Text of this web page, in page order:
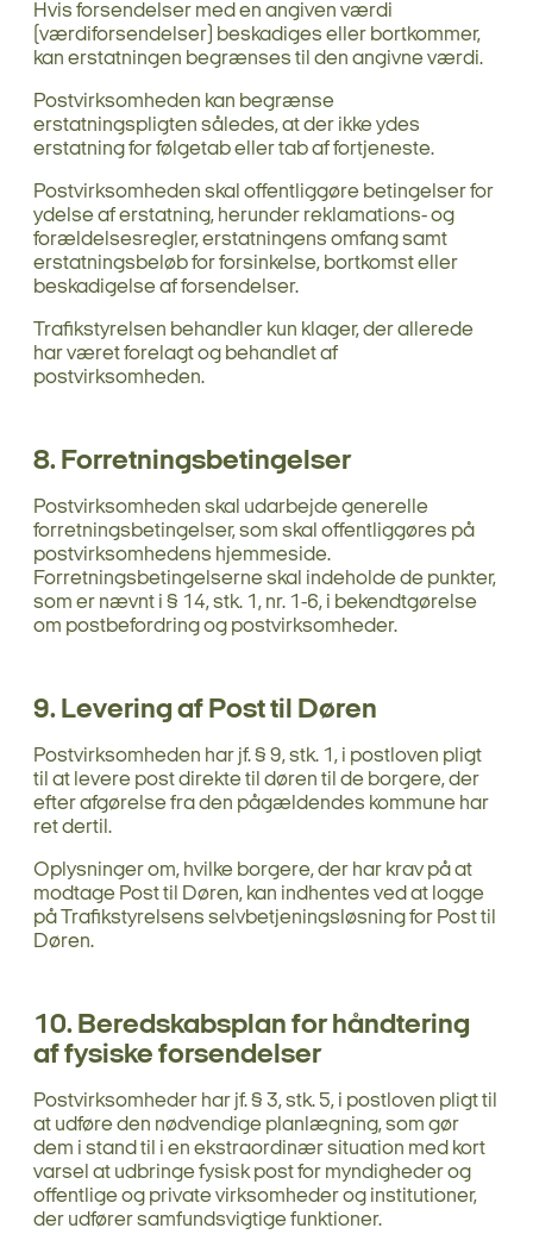
Hvis forsendelser med en angiven værdi
(værdiforsendelser) beskadiges eller bortkommer,
kan erstatningen begrænses til den angivne værdi.
Postvirksomheden kan begrænse
erstatningspligten således, at der ikke ydes
erstatning for følgetab eller tab af fortjeneste.
Postvirksomheden skal offentliggøre betingelser for
ydelse af erstatning, herunder reklamations- og
forældelsesregler, erstatningens omfang samt
erstatningsbeløb for forsinkelse, bortkomst eller
beskadigelse af forsendelser.
Trafikstyrelsen behandler kun klager, der allerede
har været forelagt og behandlet af
postvirksomheden.
8. Forretningsbetingelser
Postvirksomheden skal udarbejde generelle
forretningsbetingelser, som skal offentliggøres på
postvirksomhedens hjemmeside.
Forretningsbetingelserne skal indeholde de punkter,
som er nævnt i § 14, stk. 1, nr. 1-6, i bekendtgørelse
om postbefordring og postvirksomheder.
9. Levering af Post til Døren
Postvirksomheden har jf. § 9, stk. 1, i postloven pligt
til at levere post direkte til døren til de borgere, der
efter afgørelse fra den pågældendes kommune har
ret dertil.
Oplysninger om, hvilke borgere, der har krav på at
modtage Post til Døren, kan indhentes ved at logge
på Trafikstyrelsens selvbetjeningsløsning for Post til
Døren.
10. Beredskabsplan for håndtering
af fysiske forsendelser
Postvirksomheder har jf. § 3, stk. 5, i postloven pligt til
at udføre den nødvendige planlægning, som gør
dem i stand til i en ekstraordinær situation med kort
varsel at udbringe fysisk post for myndigheder og
offentlige og private virksomheder og institutioner,
der udfører samfundsvigtige funktioner.